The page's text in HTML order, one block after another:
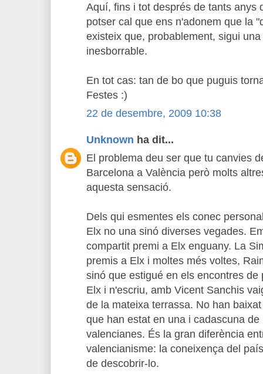
Aquí, fins i tot després de tants anys
potser cal que ens n'adonem que la
existeix que, probablement, sigui
inesborrable.
En tot cas: tan de bo que puguis
Festes :)
22 de desembre, 2009 10:38
Unknown ha dit...
El problema deu ser que tu canvies
Barcelona a València però molts
aquesta sensació.
Dels qui esmentes els conec
Elx no una sinó diverses vegades.
compartit premi a Elx enguany. La
premis a Elx i moltes més voltes,
sinó que estigué en els encontres
Elx i n'escriu, amb Vicent Sanchis
de la mateixa terrassa. No han
que han estat en una i cadascuna
valencianes. És la gran diferència
valencianisme: la coneixença del
de descobrir-lo.